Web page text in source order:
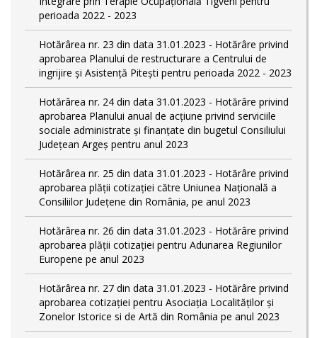
perioada 2022 - 2023
Hotărârea nr. 23 din data 31.01.2023 - Hotărâre privind
aprobarea Planului de restructurare a Centrului de
ingrijire şi Asistenţă Piteşti pentru perioada 2022 - 2023
Hotărârea nr. 24 din data 31.01.2023 - Hotărâre privind
aprobarea Planului anual de acţiune privind serviciile
sociale administrate şi finanţate din bugetul Consiliului
Judeţean Argeş pentru anul 2023
Hotărârea nr. 25 din data 31.01.2023 - Hotărâre privind
aprobarea plăţii cotizaţiei către Uniunea Naţională a
Consiliilor Judeţene din România, pe anul 2023
Hotărârea nr. 26 din data 31.01.2023 - Hotărâre privind
aprobarea plăţii cotizaţiei pentru Adunarea Regiunilor
Europene pe anul 2023
Hotărârea nr. 27 din data 31.01.2023 - Hotărâre privind
aprobarea cotizaţiei pentru Asociaţia Localităţilor şi
Zonelor Istorice si de Artă din România pe anul 2023